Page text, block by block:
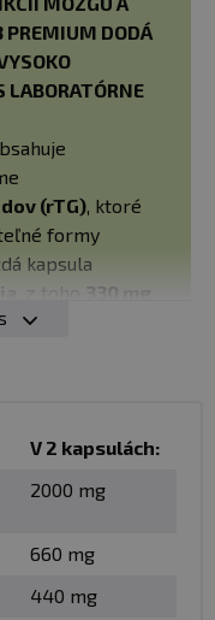
PREMIUM DODÁ
LABORATÓRNE
(rTG), ktoré
formy
kapsula
, z toho 330 mg
overenej
rybí olej
DHA (220 mg) v
mierou
V 2 kapsulách:
2000 mg
660 mg
440 mg